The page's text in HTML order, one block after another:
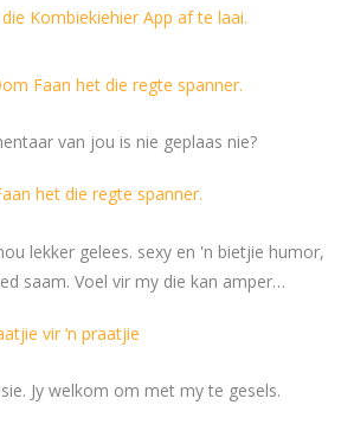
Kombiekiehier App af te laai.
Faan het die regte spanner.
van jou is nie geplaas nie?
het die regte spanner.
lekker gelees. sexy en 'n bietjie humor,
saam. Voel vir my die kan amper…
vir ‘n praatjie
Jy welkom om met my te gesels.